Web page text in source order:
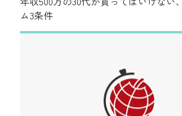
ム3条件